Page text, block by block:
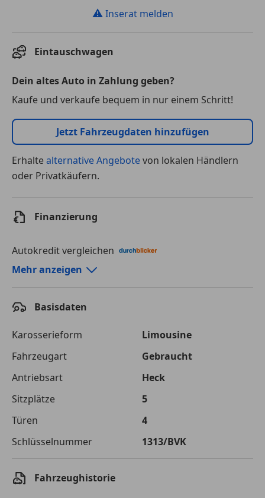
⚠ Inserat melden
Eintauschwagen
Dein altes Auto in Zahlung geben?
Kaufe und verkaufe bequem in nur einem Schritt!
Jetzt Fahrzeugdaten hinzufügen
Erhaltealternative Angebotevon lokalen Händlern
oder Privatkäufern.
Finanzierung
Autokredit vergleichen
Autokredit-Rechner von durchblicker.at
Laufzeit
120 Monate
Kreditbetrag
€ 29 000,-
Zu zahlender
Gesamtbetrag
€ 40 855,-
Einberechnete Gebühren
€ 0,-
Mehr anzeigen
Basisdaten
Karosserieform
Limousine
Fahrzeugart
Gebraucht
Antriebsart
Heck
Sitzplätze
5
Türen
4
Schlüsselnummer
1313/BVK
Fahrzeughistorie